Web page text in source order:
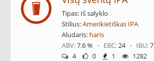
Tipas: Iš salyklo
Stilius:Amerikietiškas IPA
Aludaris: haris
ABV:7.6 % · EBC:24 · IBU:
4
0 1 1282